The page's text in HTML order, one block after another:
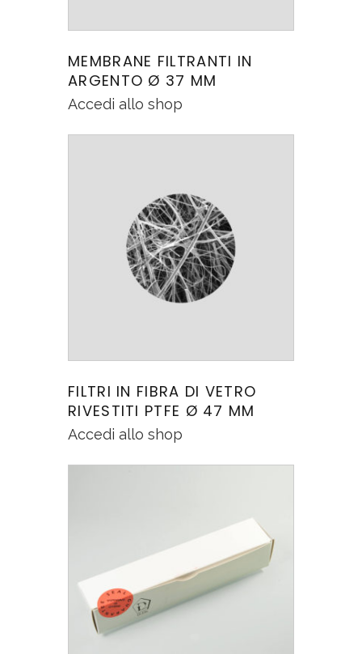
MEMBRANE FILTRANTI IN
ARGENTO Ø 37 MM
Accedi allo shop
FILTRI IN FIBRA DI VETRO
RIVESTITI PTFE Ø 47 MM
Accedi allo shop